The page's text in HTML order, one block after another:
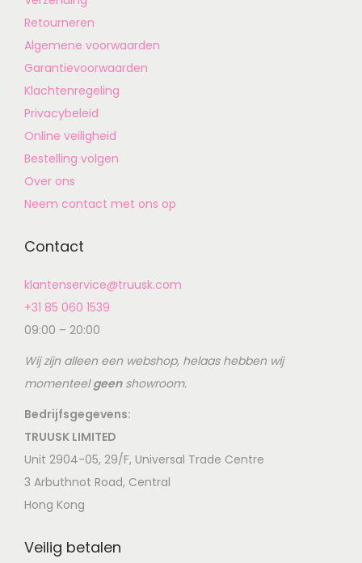
Retourneren
Algemene voorwaarden
Garantievoorwaarden
Klachtenregeling
Privacybeleid
Online veiligheid
Bestelling volgen
Over ons
Neem contact met ons op
Contact
klantenservice@truusk.com
+31 85 060 1539
09:00 – 20:00
Wij zijn alleen een webshop, helaas hebben wij
momenteelgeenshowroom.
Bedrijfsgegevens:
TRUUSK LIMITED
Unit 2904-05, 29/F, Universal Trade Centre
3 Arbuthnot Road, Central
Hong Kong
Veilig betalen